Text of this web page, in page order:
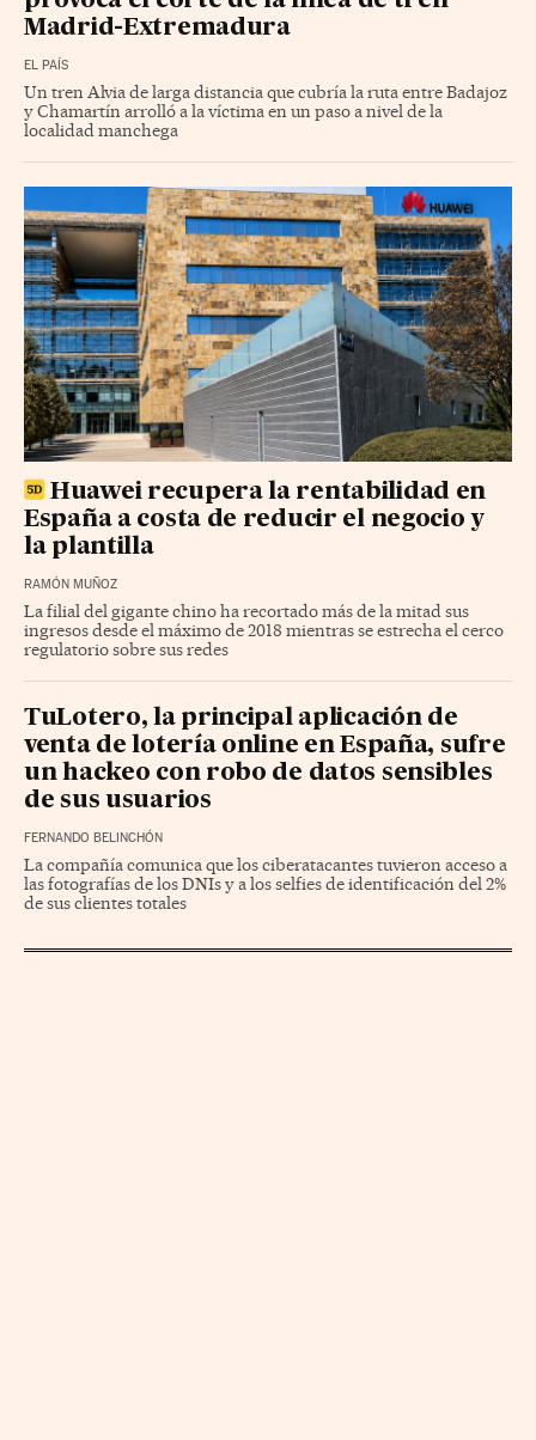
Madrid-Extremadura
EL PAÍS
Un tren Alvia de larga distancia que cubría la ruta entre Badajoz
y Chamartín arrolló a la víctima en un paso a nivel de la
localidad manchega
Huawei recupera la rentabilidad en
España a costa de reducir el negocio y
la plantilla
RAMÓN MUÑOZ
La filial del gigante chino ha recortado más de la mitad sus
ingresos desde el máximo de 2018 mientras se estrecha el cerco
regulatorio sobre sus redes
TuLotero, la principal aplicación de
venta de lotería online en España, sufre
un hackeo con robo de datos sensibles
de sus usuarios
FERNANDO BELINCHÓN
La compañía comunica que los ciberatacantes tuvieron acceso a
las fotografías de los DNIs y a los selfies de identificación del 2%
de sus clientes totales